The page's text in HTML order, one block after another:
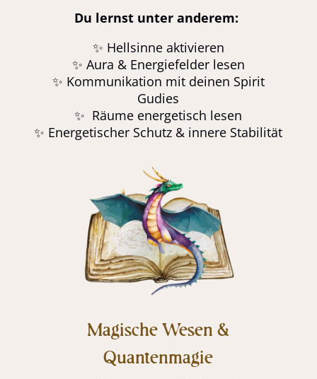
Du lernst unter anderem:
✨ Hellsinne aktivieren
✨ Aura & Energiefelder lesen
✨ Kommunikation mit deinen Spirit
Gudies
✨ Räume energetisch lesen
✨ Energetischer Schutz & innere Stabilität
Magische Wesen &
Quantenmagie